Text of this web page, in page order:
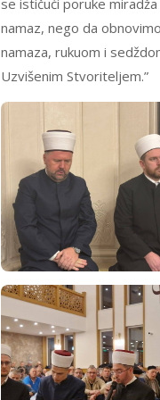
se ističući poruke
namaz, nego da
namaza, rukuom i
Uzvišenim Stvoriteljem.”